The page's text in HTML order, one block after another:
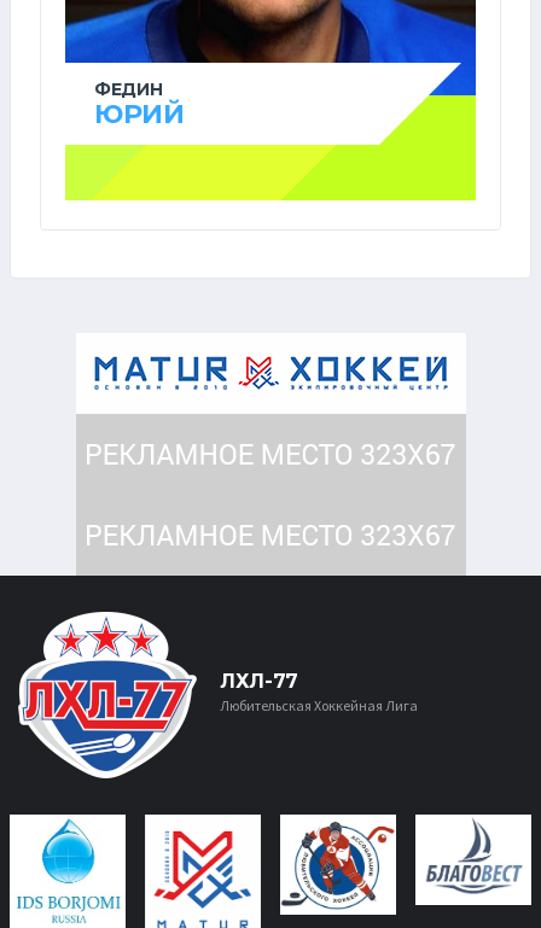
ФЕДИН
ЮРИЙ
ЛХЛ-77
Любительская Хоккейная Лига